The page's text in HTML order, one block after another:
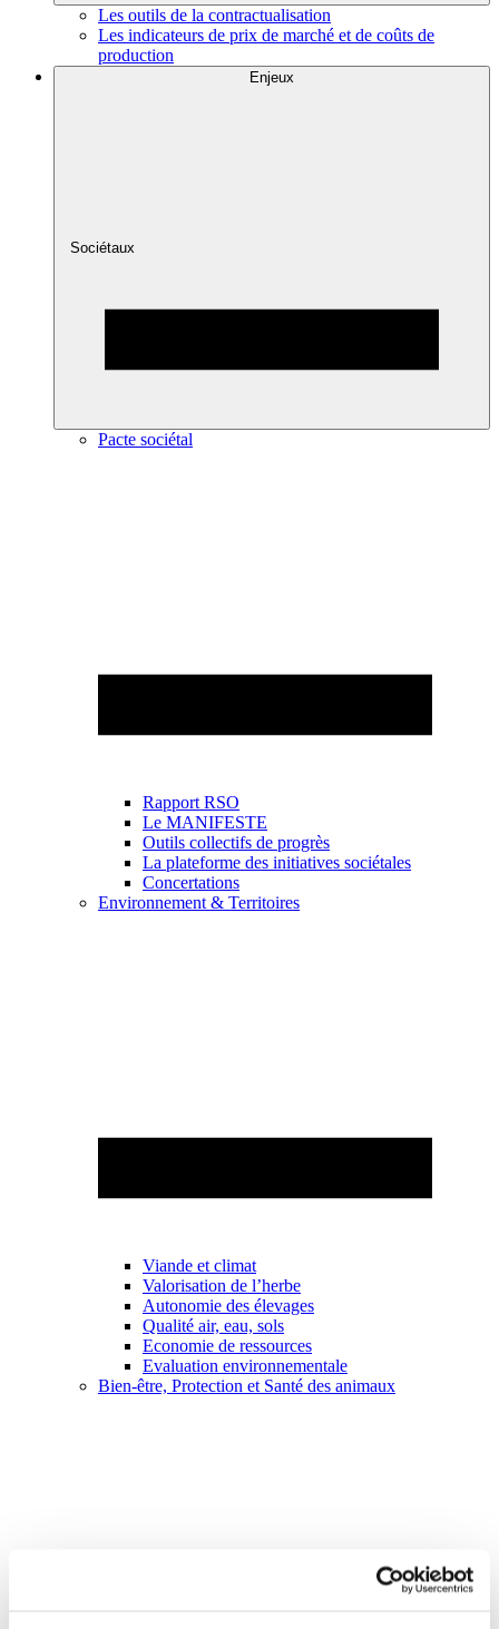
Les outils de la contractualisation
Les indicateurs de prix de marché et de coûts de
production
Enjeux
Sociétaux
Pacte sociétal
Rapport RSO
Le MANIFESTE
Outils collectifs de progrès
La plateforme des initiatives sociétales
Concertations
Environnement & Territoires
Viande et climat
Valorisation de l’herbe
Autonomie des élevages
Qualité air, eau, sols
Economie de ressources
Evaluation environnementale
Bien-être, Protection et Santé des animaux